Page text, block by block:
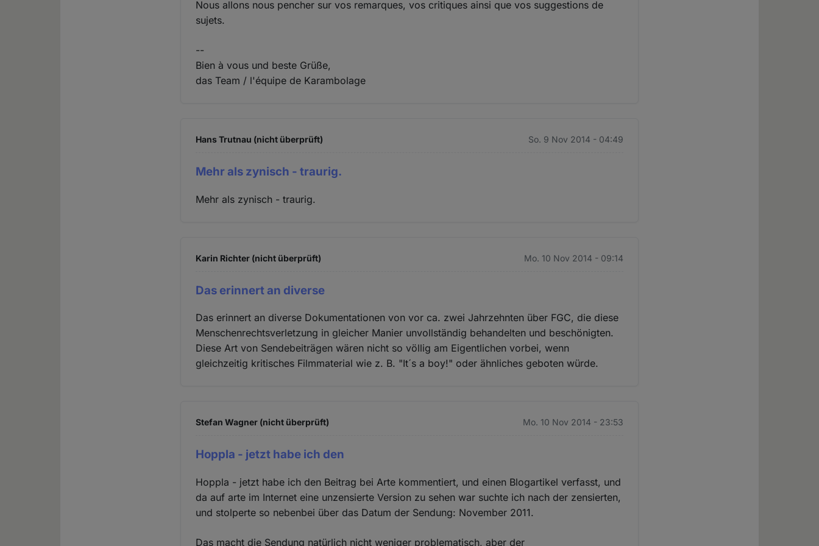
Nous allons nous pencher sur vos remarques, vos critiques ainsi que vos suggestions de
sujets.
--
Bien à vous und beste Grüße,
das Team / l'équipe de Karambolage
Hans Trutnau (nicht überprüft) So. 9 Nov 2014 - 04:49
Mehr als zynisch - traurig.
Mehr als zynisch - traurig.
Karin Richter (nicht überprüft) Mo. 10 Nov 2014 - 09:14
Das erinnert an diverse
Das erinnert an diverse Dokumentationen von vor ca. zwei Jahrzehnten über FGC, die diese
Menschenrechtsverletzung in gleicher Manier unvollständig behandelten und beschönigten.
Diese Art von Sendebeiträgen wären nicht so völlig am Eigentlichen vorbei, wenn
gleichzeitig kritisches Filmmaterial wie z. B. "It´s a boy!" oder ähnliches geboten würde.
Stefan Wagner (nicht überprüft) Mo. 10 Nov 2014 - 23:53
Hoppla - jetzt habe ich den
Hoppla - jetzt habe ich den Beitrag bei Arte kommentiert, und einen Blogartikel verfasst, und
da auf arte im Internet eine unzensierte Version zu sehen war suchte ich nach der zensierten,
und stolperte so nebenbei über das Datum der Sendung: November 2011.
Das macht die Sendung natürlich nicht weniger problematisch, aber der